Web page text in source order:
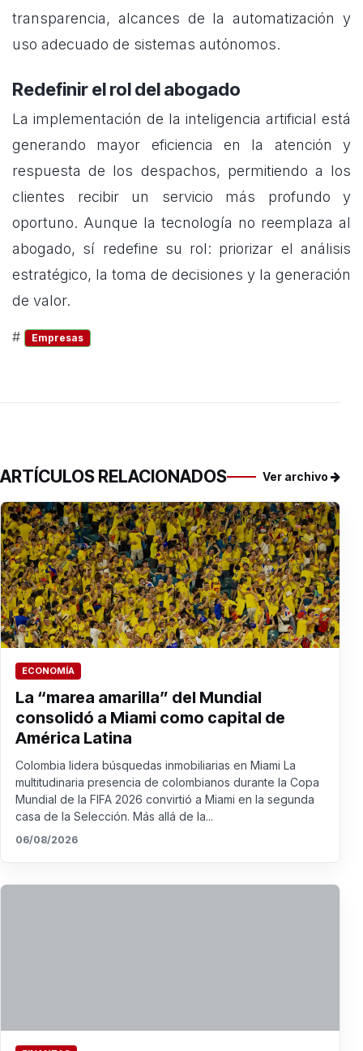
transparencia, alcances de la automatización y
uso adecuado de sistemas autónomos.
Redefinir el rol del abogado
La implementación de la inteligencia artificial está
generando mayor eficiencia en la atención y
respuesta de los despachos, permitiendo a los
clientes recibir un servicio más profundo y
oportuno. Aunque la tecnología no reemplaza al
abogado, sí redefine su rol: priorizar el análisis
estratégico, la toma de decisiones y la generación
de valor.
# Empresas
ARTÍCULOS RELACIONADOS Ver archivo
ECONOMÍA
La “marea amarilla” del Mundial
consolidó a Miami como capital de
América Latina
Colombia lidera búsquedas inmobiliarias en Miami La
multitudinaria presencia de colombianos durante la Copa
Mundial de la FIFA 2026 convirtió a Miami en la segunda
casa de la Selección. Más allá de la...
06/08/2026